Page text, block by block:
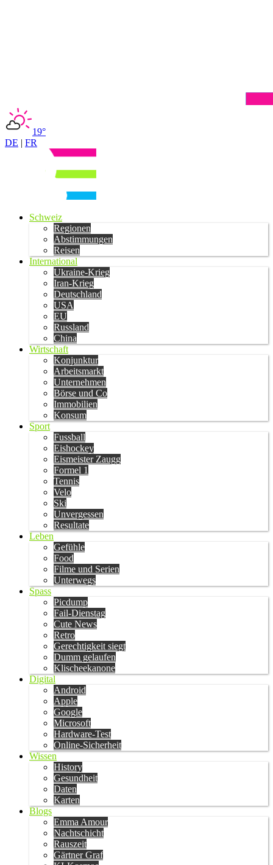
19°
DE | FR
Schweiz
Regionen
Abstimmungen
Reisen
International
Ukraine-Krieg
Iran-Krieg
Deutschland
USA
EU
Russland
China
Wirtschaft
Konjunktur
Arbeitsmarkt
Unternehmen
Börse und Co
Immobilien
Konsum
Sport
Fussball
Eishockey
Eismeister Zaugg
Formel 1
Tennis
Velo
Ski
Unvergessen
Resultate
Leben
Gefühle
Food
Filme und Serien
Unterwegs
Spass
Picdump
Fail-Dienstag
Cute News
Retro
Gerechtigkeit siegt
Dumm gelaufen
Klischeekanone
Digital
Android
Apple
Google
Microsoft
Hardware-Test
Online-Sicherheit
Wissen
History
Gesundheit
Daten
Karten
Blogs
Emma Amour
Nachtschicht
Rauszeit
Gärtner Graf